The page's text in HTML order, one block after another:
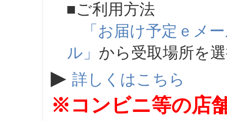
■ご利用方法
「お届け予定ｅメ
ル」 から受取場所を
▶ 詳しくはこちら
※コンビニ等の店